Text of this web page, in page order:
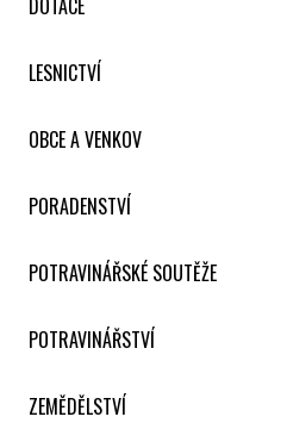
DOTACE
LESNICTVÍ
OBCE A VENKOV
PORADENSTVÍ
POTRAVINÁŘSKÉ SOUTĚŽE
POTRAVINÁŘSTVÍ
ZEMĚDĚLSTVÍ